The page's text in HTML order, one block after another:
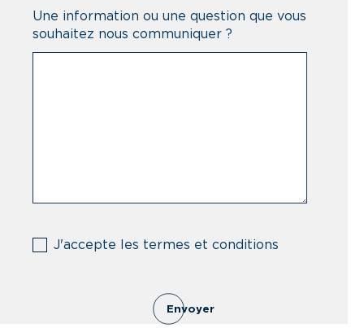
Une information ou une question que vous
souhaitez nous communiquer ?
(Nécessaire)
J'accepte les termes et conditions
Envoyer